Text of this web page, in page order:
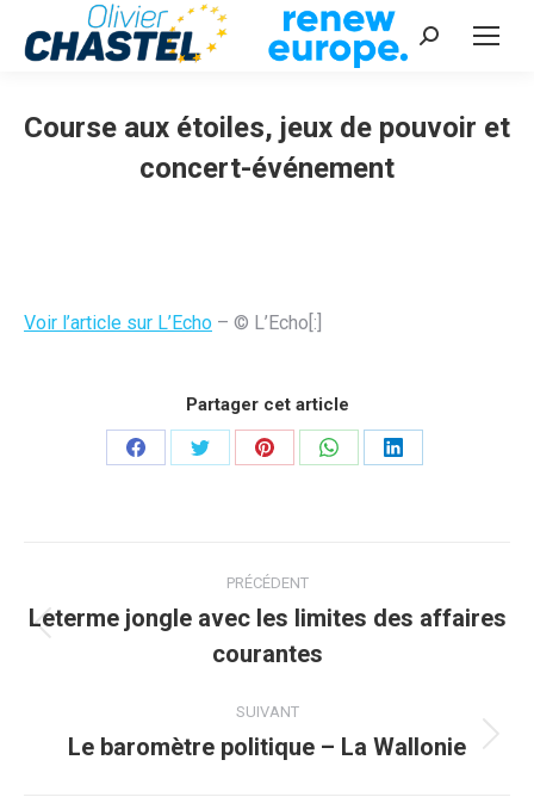
Recherche
Course aux étoiles, jeux de pouvoir et
concert-événement
Voir l’article sur L’Echo – © L’Echo[:]
Partager cet article
PartagerPartagerPartagerPartagerPartager
article
PRÉCÉDENT
précédent
Leterme jongle avec les limites des affaires
courantes
SUIVANT
Article
Le baromètre politique – La Wallonie